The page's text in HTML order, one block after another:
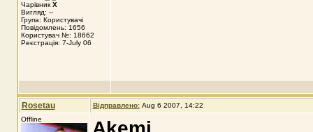
Чарівник X
Вигляд: --
Група: Користувачі
Повідомлень: 1656
Користувач №: 18662
Реєстрація: 7-July 06
Rosetau Відправлено: Aug 6 2007, 14:22
Offline